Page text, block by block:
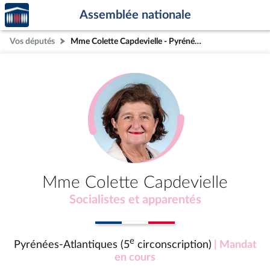
Aller au contenu
Aller en bas de la page
Accèder
à la
page
d'accueil
Assemblée nationale
Vos députés Mme Colette Capdevielle - Pyrénées-Atlantiques (5e circonscription)
Mme Colette Capdevielle
Socialistes et apparentés
Pyrénées-Atlantiques (5ecirconscription)
| Mandat
en cours